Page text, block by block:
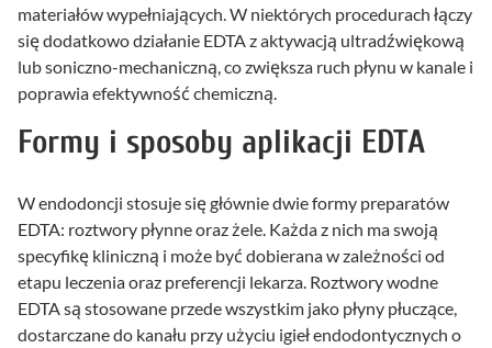
materiałów wypełniających. W niektórych procedurach łączy
się dodatkowo działanie EDTA z aktywacją ultradźwiękową
lub soniczno-mechaniczną, co zwiększa ruch płynu w kanale i
poprawia efektywność chemiczną.
Formy i sposoby aplikacji EDTA
W endodoncji stosuje się głównie dwie formy preparatów
EDTA: roztwory płynne oraz żele. Każda z nich ma swoją
specyfikę kliniczną i może być dobierana w zależności od
etapu leczenia oraz preferencji lekarza. Roztwory wodne
EDTA są stosowane przede wszystkim jako płyny płuczące,
dostarczane do kanału przy użyciu igieł endodontycznych o